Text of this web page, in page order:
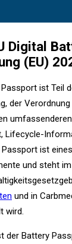
Digital
(EU)
Passport ist Teil
der Verordnung
Lifecycle-
Passport ist
und steht
und in
wird.
der Battery